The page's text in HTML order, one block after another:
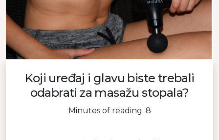
Koji uređaj i glavu biste trebali
odabrati za masažu stopala?
Minutes of reading: 8